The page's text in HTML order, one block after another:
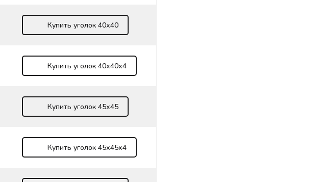
Купить уголок 40х40
Купить уголок 40х40х4
Купить уголок 45х45
Купить уголок 45х45х4